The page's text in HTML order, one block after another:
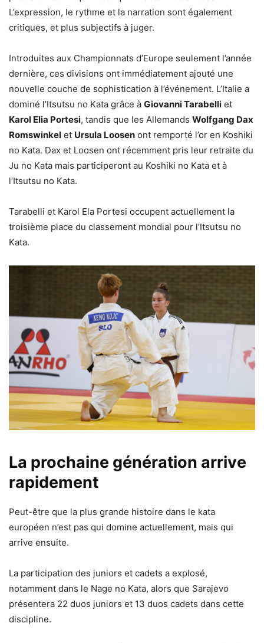
L’expression, le rythme et la narration sont également
critiques, et plus subjectifs à juger.
Introduites aux Championnats d’Europe seulement l’année
dernière, ces divisions ont immédiatement ajouté une
nouvelle couche de sophistication à l’événement. L’Italie a
dominé l’Itsutsu no Kata grâce à Giovanni Tarabelli et
Karol Elia Portesi, tandis que les Allemands Wolfgang Dax
Romswinkel et Ursula Loosen ont remporté l’or en Koshiki
no Kata. Dax et Loosen ont récemment pris leur retraite du
Ju no Kata mais participeront au Koshiki no Kata et à
l’Itsutsu no Kata.
Tarabelli et Karol Ela Portesi occupent actuellement la
troisième place du classement mondial pour l’Itsutsu no
Kata.
La prochaine génération arrive
rapidement
Peut-être que la plus grande histoire dans le kata
européen n’est pas qui domine actuellement, mais qui
arrive ensuite.
La participation des juniors et cadets a explosé,
notamment dans le Nage no Kata, alors que Sarajevo
présentera 22 duos juniors et 13 duos cadets dans cette
discipline.